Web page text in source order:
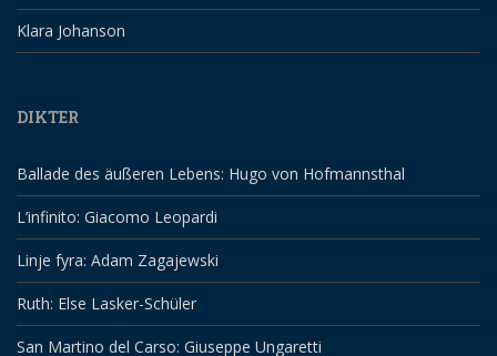
Klara Johanson
DIKTER
Ballade des äußeren Lebens: Hugo von Hofmannsthal
L’infinito: Giacomo Leopardi
Linje fyra: Adam Zagajewski
Ruth: Else Lasker-Schüler
San Martino del Carso: Giuseppe Ungaretti